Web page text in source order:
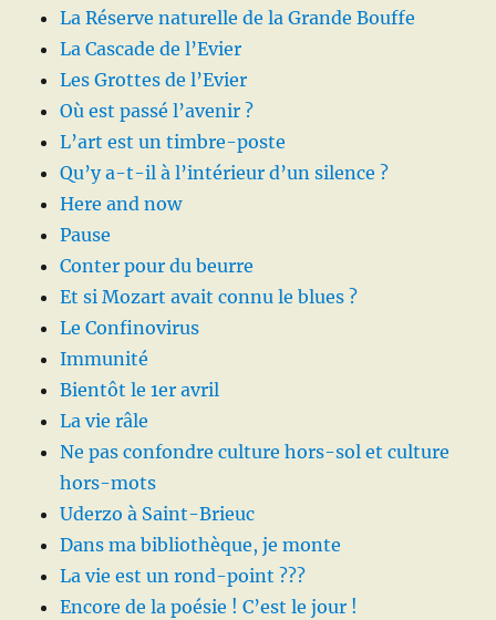
La Réserve naturelle de la Grande Bouffe
La Cascade de l’Evier
Les Grottes de l’Evier
Où est passé l’avenir ?
L’art est un timbre-poste
Qu’y a-t-il à l’intérieur d’un silence ?
Here and now
Pause
Conter pour du beurre
Et si Mozart avait connu le blues ?
Le Confinovirus
Immunité
Bientôt le 1er avril
La vie râle
Ne pas confondre culture hors-sol et culture
hors-mots
Uderzo à Saint-Brieuc
Dans ma bibliothèque, je monte
La vie est un rond-point ???
Encore de la poésie ! C’est le jour !